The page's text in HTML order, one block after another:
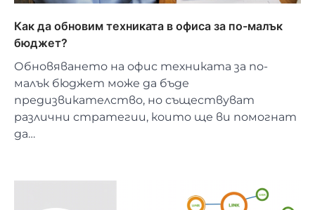
Как да обновим техниката в офиса за по-малък
бюджет?
Обновяването на офис техниката за по-
малък бюджет може да бъде
предизвикателство, но съществуват
различни стратегии, които ще ви помогнат
да…